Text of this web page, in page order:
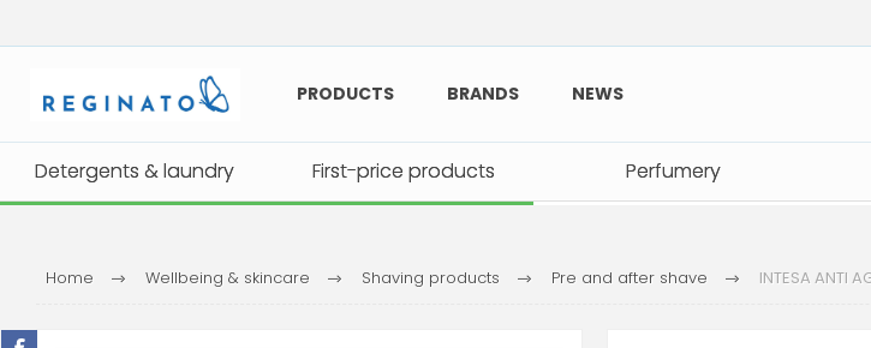
PRODUCTS BRANDS NEWS
Detergents & laundry First-price products Perfumery
Detergents & laundry First-price products Perfumery
Home Wellbeing & skincare Shaving products Pre and after shave INTESA ANTI